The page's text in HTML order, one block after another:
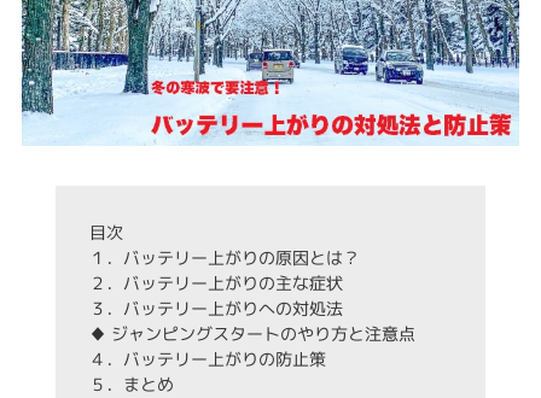
目次
１．バッテリー上がりの原因とは？
２．バッテリー上がりの主な症状
３．バッテリー上がりへの対処法
♦ ジャンピングスタートのやり方と注意点
４．バッテリー上がりの防止策
５．まとめ